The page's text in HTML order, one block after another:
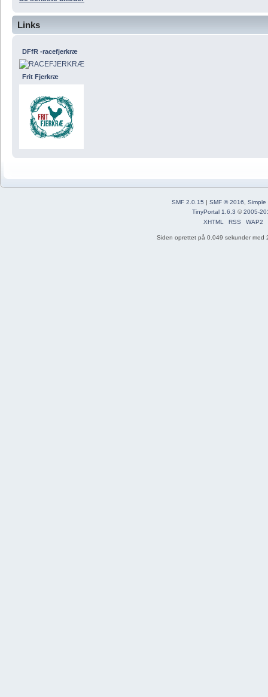
Links
DFfR -racefjerkræ
Frit Fjerkræ
SMF 2.0.15 | SMF © 2016
Simple
TinyPortal 1.6.3 ©2005-
XHTML
RSS WAP2
Siden oprettet på 0.049 sekunder med